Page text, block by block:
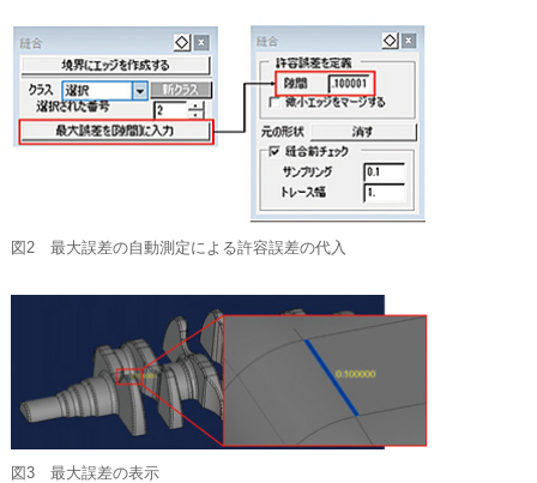
図2 最大誤差の自動測定による許容誤差の代入
図3 最大誤差の表示